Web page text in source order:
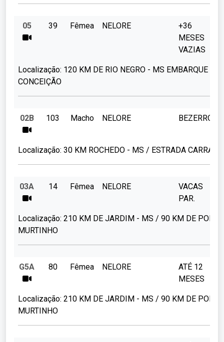
05 39 Fêmea NELORE
+36
MESES
VAZIAS
Localização: 120 KM DE RIO NEGRO - MS EMBARQUE
CONCEIÇÃO
02B 103 Macho NELORE BEZERROS
Localização: 30 KM ROCHEDO - MS / ESTRADA
03A 14 Fêmea NELORE
VACAS
PAR.
Localização: 210 KM DE JARDIM - MS / 90 KM DE PORTO
MURTINHO
G5A 80 Fêmea NELORE
ATÉ 12
MESES
Localização: 210 KM DE JARDIM - MS / 90 KM DE PORTO
MURTINHO